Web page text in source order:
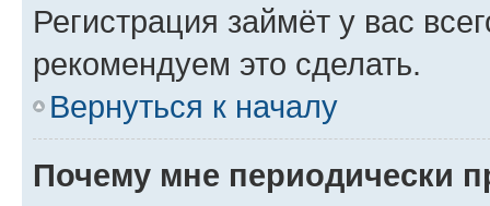
Регистрация займёт у вас
рекомендуем это сделать.
Вернуться к началу
Почему мне периодически